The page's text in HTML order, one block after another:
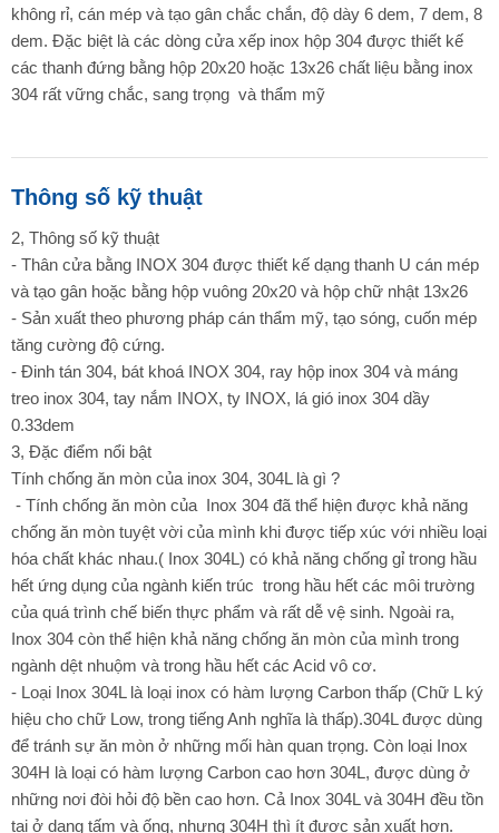
không rỉ, cán mép và tạo gân chắc chắn, độ dày 6 dem, 7 dem, 8
dem. Đặc biệt là các dòng cửa xếp inox hộp 304 được thiết kế
các thanh đứng bằng hộp 20x20 hoặc 13x26 chất liệu bằng inox
304 rất vững chắc, sang trọng và thẩm mỹ
Thông số kỹ thuật
2, Thông số kỹ thuật
- Thân cửa bằng INOX 304 được thiết kế dạng thanh U cán mép
và tạo gân hoặc bằng hộp vuông 20x20 và hộp chữ nhật 13x26
- Sản xuất theo phương pháp cán thẩm mỹ, tạo sóng, cuốn mép
tăng cường độ cứng.
- Đinh tán 304, bát khoá INOX 304, ray hộp inox 304 và máng
treo inox 304, tay nắm INOX, ty INOX, lá gió inox 304 dầy
0.33dem
3, Đặc điểm nổi bật
Tính chống ăn mòn của inox 304, 304L là gì ?
- Tính chống ăn mòn của Inox 304 đã thể hiện được khả năng
chống ăn mòn tuyệt vời của mình khi được tiếp xúc với nhiều loại
hóa chất khác nhau.( Inox 304L) có khả năng chống gỉ trong hầu
hết ứng dụng của ngành kiến trúc trong hầu hết các môi trường
của quá trình chế biến thực phẩm và rất dễ vệ sinh. Ngoài ra,
Inox 304 còn thể hiện khả năng chống ăn mòn của mình trong
ngành dệt nhuộm và trong hầu hết các Acid vô cơ.
- Loại Inox 304L là loại inox có hàm lượng Carbon thấp (Chữ L ký
hiệu cho chữ Low, trong tiếng Anh nghĩa là thấp).304L được dùng
để tránh sự ăn mòn ở những mối hàn quan trọng. Còn loại Inox
304H là loại có hàm lượng Carbon cao hơn 304L, được dùng ở
những nơi đòi hỏi độ bền cao hơn. Cả Inox 304L và 304H đều tồn
tại ở dạng tấm và ống, nhưng 304H thì ít được sản xuất hơn.